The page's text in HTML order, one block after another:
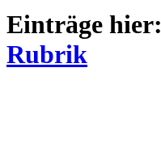
Einträge hier:
Rubrik